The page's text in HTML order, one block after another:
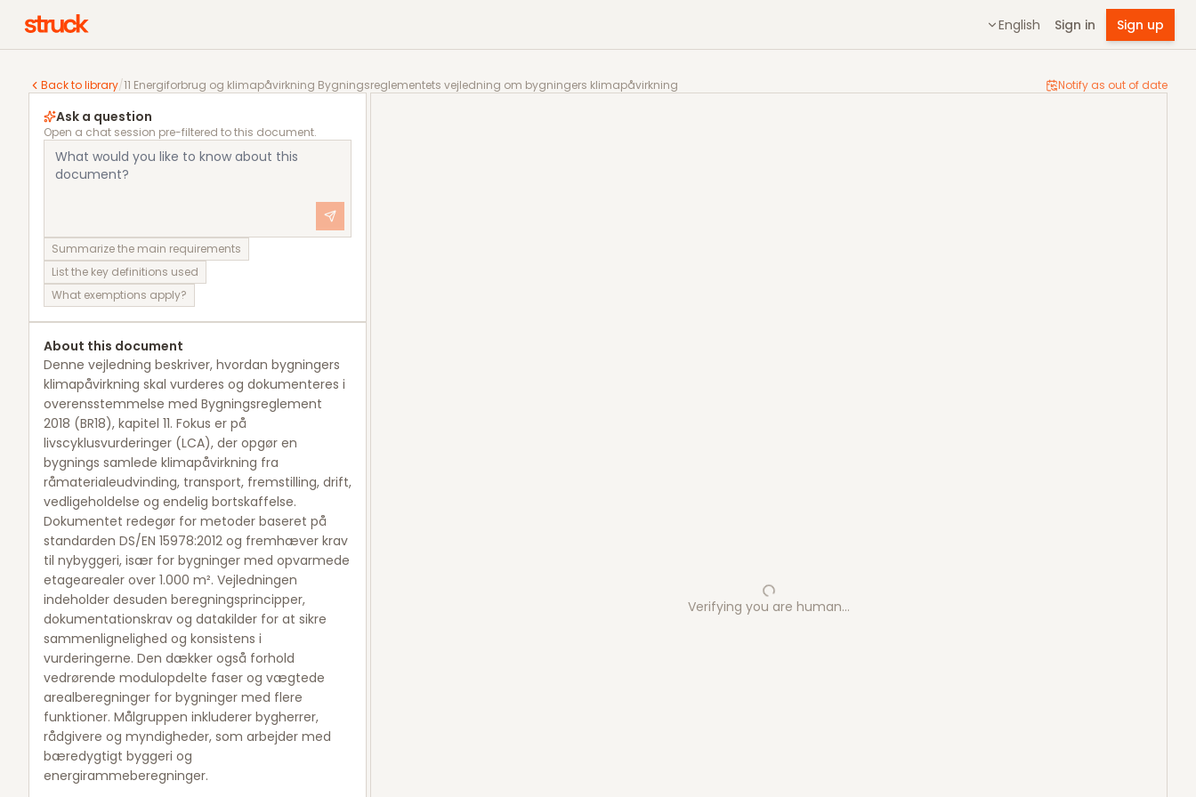
English Sign in Sign up
Back to library/11 Energiforbrug og klimapåvirkning Bygningsreglementets vejledning om bygningers klimapåvirkning Notify as out of date
11 Energiforbrug og klimapåvirkning Bygningsreglementets vejledning om bygningers klimapåvirkning
Ask a question
Open a chat session pre-filtered to this document.
Summarize the main requirements
List the key definitions used
What exemptions apply?
About this document
Denne vejledning beskriver, hvordan bygningers
klimapåvirkning skal vurderes og dokumenteres i
overensstemmelse med Bygningsreglement
2018 (BR18), kapitel 11. Fokus er på
livscyklusvurderinger (LCA), der opgør en
bygnings samlede klimapåvirkning fra
råmaterialeudvinding, transport, fremstilling, drift,
vedligeholdelse og endelig bortskaffelse.
Dokumentet redegør for metoder baseret på
standarden DS/EN 15978:2012 og fremhæver krav
til nybyggeri, især for bygninger med opvarmede
etagearealer over 1.000 m². Vejledningen
indeholder desuden beregningsprincipper,
dokumentationskrav og datakilder for at sikre
sammenlignelighed og konsistens i
vurderingerne. Den dækker også forhold
vedrørende modulopdelte faser og vægtede
arealberegninger for bygninger med flere
funktioner. Målgruppen inkluderer bygherrer,
rådgivere og myndigheder, som arbejder med
bæredygtigt byggeri og
energirammeberegninger.
Verifying you are human…